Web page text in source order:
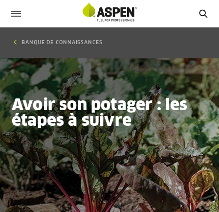
BANQUE DE CONNAISSANCES
Avoir son potager : les
étapes à suivre